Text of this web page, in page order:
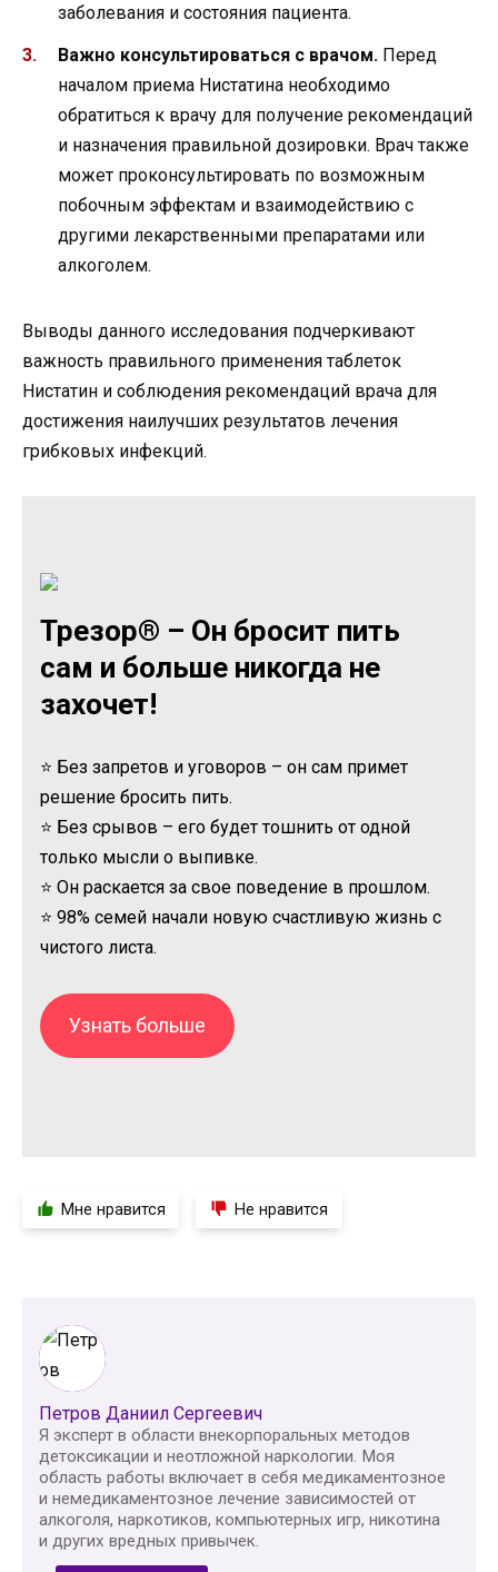
заболевания и состояния пациента.
Важно консультироваться с врачом. Перед
началом приема Нистатина необходимо
обратиться к врачу для получение рекомендаций
и назначения правильной дозировки. Врач также
может проконсультировать по возможным
побочным эффектам и взаимодействию с
другими лекарственными препаратами или
алкоголем.
Выводы данного исследования подчеркивают
важность правильного применения таблеток
Нистатин и соблюдения рекомендаций врача для
достижения наилучших результатов лечения
грибковых инфекций.
Трезор® – Он бросит пить
сам и больше никогда не
захочет!
⭐ Без запретов и уговоров – он сам примет
решение бросить пить.
⭐ Без срывов – его будет тошнить от одной
только мысли о выпивке.
⭐ Он раскается за свое поведение в прошлом.
⭐ 98% семей начали новую счастливую жизнь с
чистого листа.
Узнать больше
Мне нравится Не нравится
Петров Даниил Сергеевич
Я эксперт в области внекорпоральных методов
детоксикации и неотложной наркологии. Моя
область работы включает в себя медикаментозное
и немедикаментозное лечение зависимостей от
алкоголя, наркотиков, компьютерных игр, никотина
и других вредных привычек.